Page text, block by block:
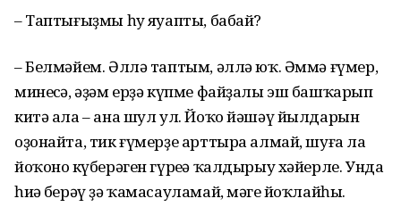
– Таптығыҙмы һуң яуапты, бабай?
– Белмәйем. Әллә таптым, әллә юҡ. Әммә ғүмер,
минеңсә, әҙәм ерҙә күпме файҙалы эш башҡарып
китә ала – ана шул ул. Йоҡо йәшәү йылдарын
оҙонайта, тик ғүмерҙе арттыра алмай, шуға ла
йоҡоноң күберәген гүреңә ҡалдырыу хәйерле. Унда
һиңә берәү ҙә ҡамасауламай, мәңге йоҡлайһың.